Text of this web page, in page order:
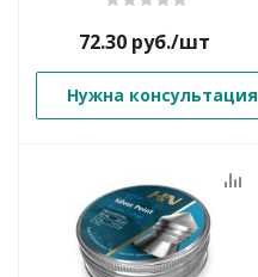
72.30руб./шт
Нужна консультация